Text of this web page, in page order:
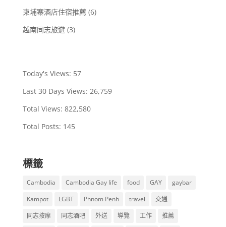
柬埔寨酒店住宿推薦 (6)
越南同志旅遊(3)
Today's Views: 57
Last 30 Days Views: 26,759
Total Views: 822,580
Total Posts: 145
標籤
Cambodia Cambodia Gay life food GAY
gaybar
Kampot
LGBT Phnom Penh travel
交通
同志按摩
同志酒吧 外送 導覽 工作
推薦